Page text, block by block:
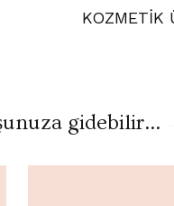
KOZMETİK
gidebilir...